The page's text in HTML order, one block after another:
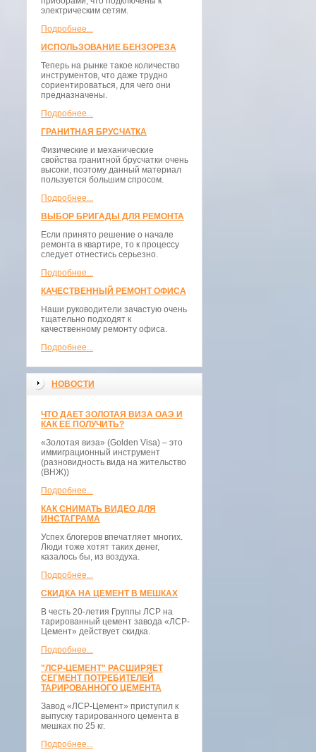
электрическим сетям.
Подробнее...
ИСПОЛЬЗОВАНИЕ БЕНЗОРЕЗА
Теперь на рынке такое количество
инструментов, что даже трудно
сориентироваться, для чего они
предназначены.
Подробнее...
ГРАНИТНАЯ БРУСЧАТКА
Физические и механические
свойства гранитной брусчатки очень
высоки, поэтому данный материал
пользуется большим спросом.
Подробнее...
ВЫБОР БРИГАДЫ ДЛЯ РЕМОНТА
Если принято решение о начале
ремонта в квартире, то к процессу
следует отнестись серьезно.
Подробнее...
КАЧЕСТВЕННЫЙ РЕМОНТ ОФИСА
Наши руководители зачастую очень
тщательно подходят к
качественному ремонту офиса.
Подробнее...
НОВОСТИ
ЧТО ДАЕТ ЗОЛОТАЯ ВИЗА ОАЭ И
КАК ЕЕ ПОЛУЧИТЬ?
«Золотая виза» (Golden Visa) – это
иммиграционный инструмент
(разновидность вида на жительство
(ВНЖ))
Подробнее...
КАК СНИМАТЬ ВИДЕО ДЛЯ
ИНСТАГРАМА
Успех блогеров впечатляет многих.
Люди тоже хотят таких денег,
казалось бы, из воздуха.
Подробнее...
СКИДКА НА ЦЕМЕНТ В МЕШКАХ
В честь 20-летия Группы ЛСР на
тарированный цемент завода «ЛСР-
Цемент» действует скидка.
Подробнее...
"ЛСР-ЦЕМЕНТ" РАСШИРЯЕТ
СЕГМЕНТ ПОТРЕБИТЕЛЕЙ
ТАРИРОВАННОГО ЦЕМЕНТА
Завод «ЛСР-Цемент» приступил к
выпуску тарированного цемента в
мешках по 25 кг.
Подробнее...